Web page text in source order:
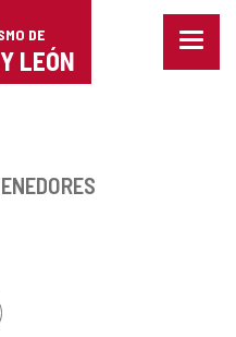
DE
LEÓN
Menu